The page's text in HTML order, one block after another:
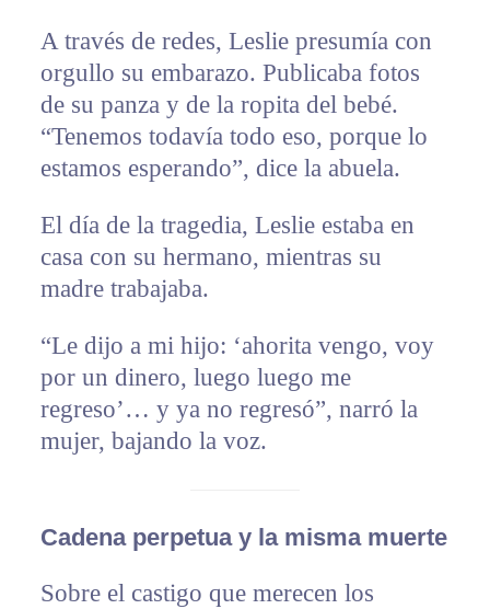
A través de redes, Leslie presumía con
orgullo su embarazo. Publicaba fotos
de su panza y de la ropita del bebé.
“Tenemos todavía todo eso, porque lo
estamos esperando”, dice la abuela.
El día de la tragedia, Leslie estaba en
casa con su hermano, mientras su
madre trabajaba.
“Le dijo a mi hijo: ‘ahorita vengo, voy
por un dinero, luego luego me
regreso’… y ya no regresó”, narró la
mujer, bajando la voz.
Cadena perpetua y la misma muerte
Sobre el castigo que merecen los